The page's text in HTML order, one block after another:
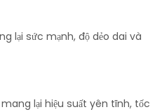
lại sức mạnh, độ dẻo dai và
lại hiệu suất yên tĩnh, tốc